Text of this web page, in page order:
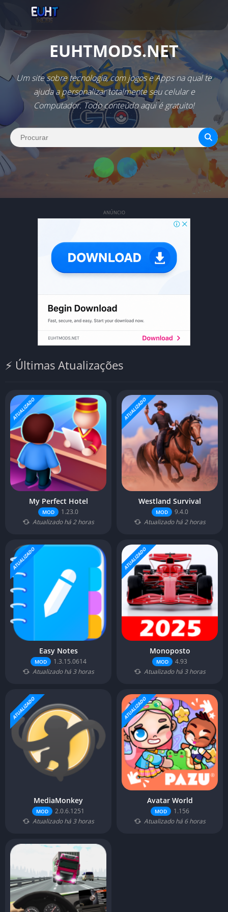
EUHTMODS.NET
Um site sobre tecnologia, com jogos e Apps na qual te
ajuda a personalizar totalmente seu celular e
Computador. Todo conteúdo aqui é gratuito!
ANÚNCIO
⚡ Últimas Atualizações
ATUALIZADO
My Perfect Hotel
MOD
1.23.0
Atualizado há 2 horas
ATUALIZADO
Westland Survival
MOD
9.4.0
Atualizado há 2 horas
ATUALIZADO
Easy Notes
MOD
1.3.15.0614
Atualizado há 3 horas
ATUALIZADO
Monoposto
MOD
4.93
Atualizado há 3 horas
ATUALIZADO
MediaMonkey
MOD
2.0.6.1251
Atualizado há 3 horas
ATUALIZADO
Avatar World
MOD
1.156
Atualizado há 6 horas